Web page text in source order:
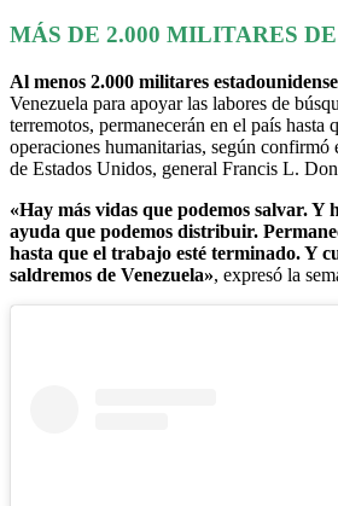
MÁS DE 2.000 MILITARES
Al menos 2.000 militares
Venezuela para apoyar las labores de
terremotos, permanecerán en el país hasta
operaciones humanitarias, según
de Estados Unidos, general Francis L.
«Hay más vidas que podemos salvar. Y
ayuda que podemos distribuir.
hasta que el trabajo esté terminado. Y
saldremos de Venezuela», expresó la